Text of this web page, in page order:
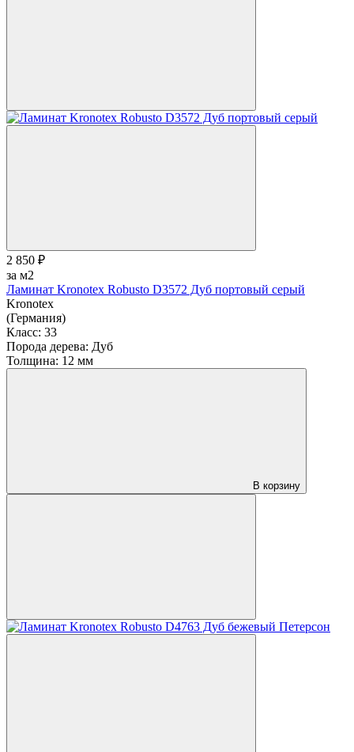
2 850 ₽
за м2
Ламинат Kronotex Robusto D3572 Дуб портовый серый
Kronotex
(Германия)
Класс: 33
Порода дерева: Дуб
Толщина: 12 мм
В корзину